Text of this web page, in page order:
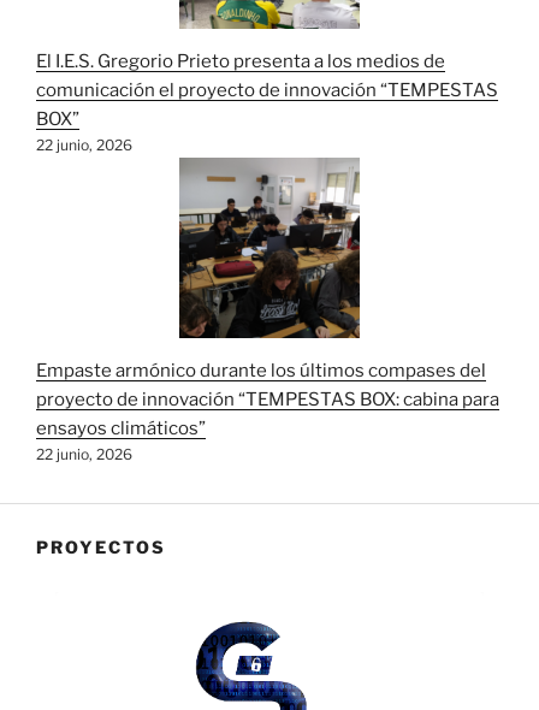
El I.E.S. Gregorio Prieto presenta a los medios de
comunicación el proyecto de innovación “TEMPESTAS
BOX”
22 junio, 2026
Empaste armónico durante los últimos compases del
proyecto de innovación “TEMPESTAS BOX: cabina para
ensayos climáticos”
22 junio, 2026
PROYECTOS